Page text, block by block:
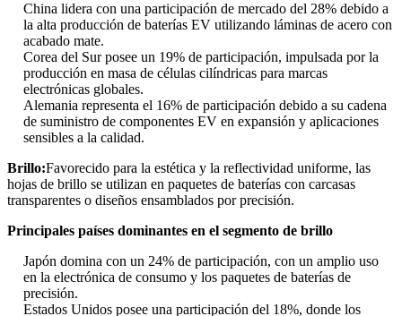
China lidera con una participación de mercado del 28% debido a
la alta producción de baterías EV utilizando láminas de acero con
acabado mate.
Corea del Sur posee un 19% de participación, impulsada por la
producción en masa de células cilíndricas para marcas
electrónicas globales.
Alemania representa el 16% de participación debido a su cadena
de suministro de componentes EV en expansión y aplicaciones
sensibles a la calidad.
Brillo:Favorecido para la estética y la reflectividad uniforme, las
hojas de brillo se utilizan en paquetes de baterías con carcasas
transparentes o diseños ensamblados por precisión.
Principales países dominantes en el segmento de brillo
Japón domina con un 24% de participación, con un amplio uso
en la electrónica de consumo y los paquetes de baterías de
precisión.
Estados Unidos posee una participación del 18%, donde los